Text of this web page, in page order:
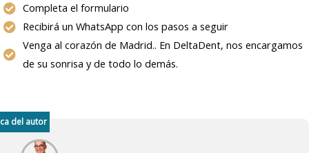
Completa el formulario
Recibirá un WhatsApp con los pasos a seguir
Venga al corazón de Madrid.. En DeltaDent, nos encargamos
de su sonrisa y de todo lo demás.
del autor